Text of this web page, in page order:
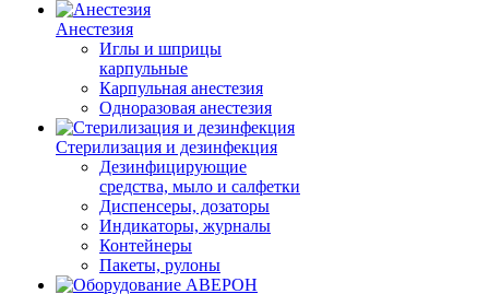
Анестезия
Иглы и шприцы
карпульные
Карпульная анестезия
Одноразовая анестезия
Стерилизация и дезинфекция
Дезинфицирующие
средства, мыло и салфетки
Диспенсеры, дозаторы
Индикаторы, журналы
Контейнеры
Пакеты, рулоны